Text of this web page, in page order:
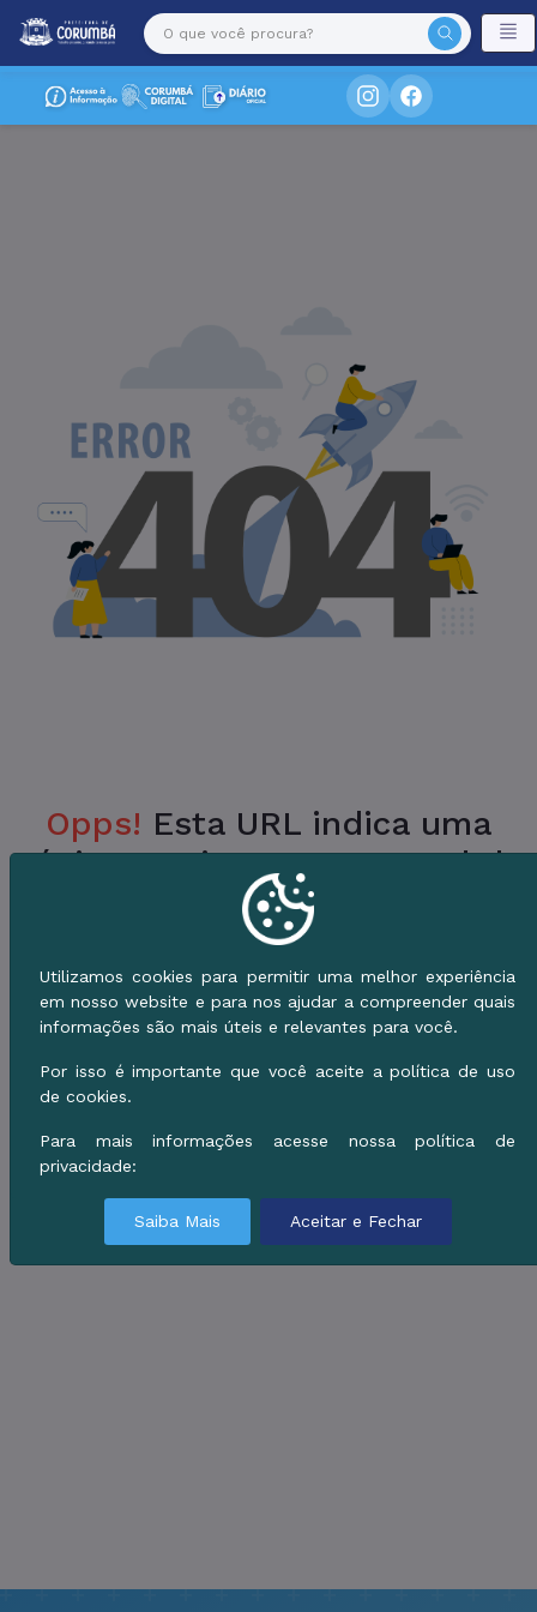
Opps! Esta URL indica uma
Página Inexistente no Portal da
Prefeitura.
Verifique a URL ou vá para o Início e use o
Menu de Serviços.
Utilizamos cookies para permitir uma melhor experiência
em nosso website e para nos ajudar a compreender quais
informações são mais úteis e relevantes para você.
Por isso é importante que você aceite a política de uso
de cookies.
Para mais informações acesse nossa política de
privacidade:
Saiba Mais Aceitar e Fechar